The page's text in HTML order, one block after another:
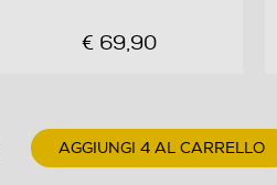
€ 69,90
AGGIUNGI 4 AL CARRELLO